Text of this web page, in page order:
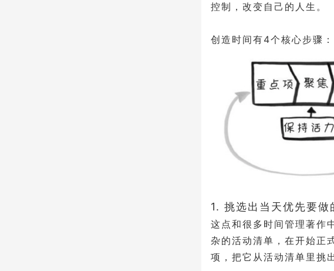
控制，改变自己的人生。
创造时间有4个核心步骤：
1. 挑选出当天优先要做
这点和很多时间管理著作
杂的活动清单，在开始正
项，把它从活动清单里挑